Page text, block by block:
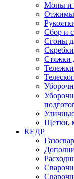
Мопы и
Отжимы
Сбор и
Сгоны
Скребки
Стяжки
Щетки,
КЕДР